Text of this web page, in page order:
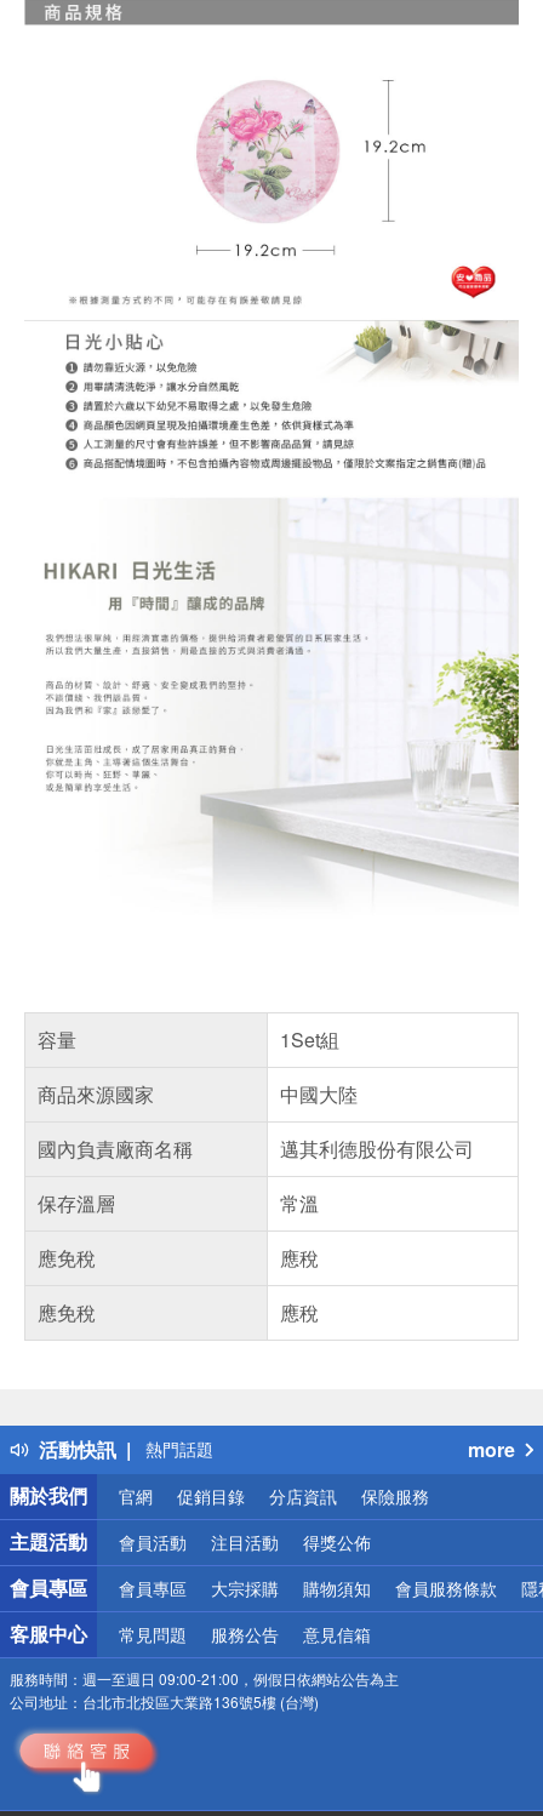
容量
1Set組
商品來源國家
中國大陸
國內負責廠商名稱
邁其利德股份有限公司
保存溫層
常溫
應免稅
應稅
應免稅
應稅
活動快訊
得獎公告
熱門話題
銀行優惠
偏遠地區配送
詐騙網頁！請小心！
more
關於我們
官網 促銷目錄 分店資訊 保險服務
主題活動 會員活動 注目活動 得獎公佈
會員專區 會員專區 大宗採購 購物須知 會員服務條款 隱
客服中心 常見問題 服務公告 意見信箱
服務時間： 週一至週日 09:00-21:00，例假日依網站公告為主
公司地址： 台北市北投區大業路136號5樓 (台灣)